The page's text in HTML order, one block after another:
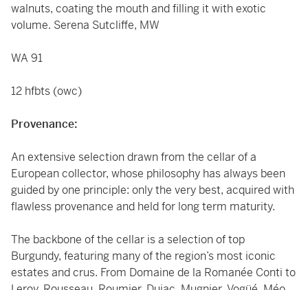
walnuts, coating the mouth and filling it with exotic
volume. Serena Sutcliffe, MW
WA 91
12 hfbts (owc)
Provenance:
An extensive selection drawn from the cellar of a
European collector, whose philosophy has always been
guided by one principle: only the very best, acquired with
flawless provenance and held for long term maturity.
The backbone of the cellar is a selection of top
Burgundy, featuring many of the region’s most iconic
estates and crus. From Domaine de la Romanée Conti to